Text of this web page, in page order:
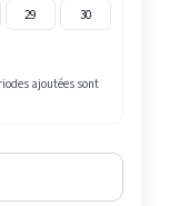
29 30
ajoutées sont